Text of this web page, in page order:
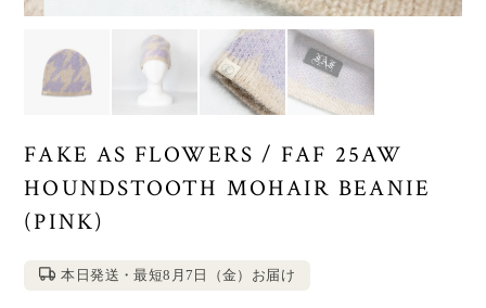
FAKE AS FLOWERS / FAF 25AW
HOUNDSTOOTH MOHAIR BEANIE
(PINK)
本日発送・最短8月7日（金）お届け